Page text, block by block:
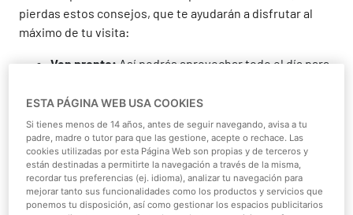
pierdas estos consejos, que te ayudarán a disfrutar al
máximo de tu visita:
Ven pronto:Así podrás aprovechar todo el día para
de lasexhibicionesde mamíferos marinos y vuelo
de aves, y acudir a nuestras charlas didácticas.
Recuerda además, que durante estos
meses,adaptamosnuestros horariosa las horas de
luz y cerramos antes.
Conoce a nuestras últimas crías:En la zona de
ESTA PÁGINA WEB USA COOKIES
Si tienes menos de 14 años, antes de seguir navegando, avisa a tu
padre, madre o tutor para que las gestione, acepte o rechace. Las
cookies utilizadas por esta Página Web son propias y de terceros y
están destinadas a permitirte la navegación a través de la misma,
recordar tus preferencias (ej. idioma), analizar tu navegación para
mejorar tanto sus funcionalidades como los productos y servicios que
ponemos tu disposición, así como gestionar los espacios publicitarios